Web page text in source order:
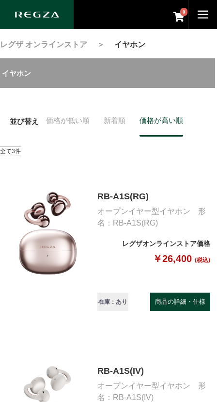
0
レグザ オンラインストア ＞ イヤホン
イヤホン
並び替え 価格が低い順 新着順 価格が高い順
全て3件
RB-A1S(RG)
オープンイヤー型イヤホン 形
名：RB-A1S(RG)
レグザオンラインストア価格
￥26,400 (税込)
在庫：あり 商品の詳細・仕様
RB-A1S(IV)
オープンイヤー型イヤホン 形
名：RB-A1S(IV)